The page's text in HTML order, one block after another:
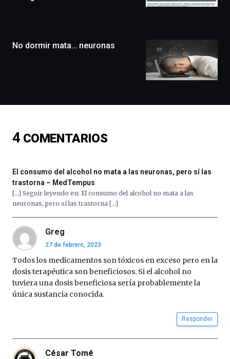
llenará
monólogos,
de
16
de
octubre.
La
iniciativa,
organizada
por
la
Cátedra…
No dormir mata… neuronas
4 COMENTARIOS
El consumo del alcohol no mata a las neuronas, pero sí las
trastorna – MedTempus
[…] Seguir leyendo en: El consumo del alcohol no mata a las
neuronas, pero sí las trastorna […]
Greg
27 de febrero, 2023
Todos los medicamentos son tóxicos en exceso pero en la
dosis terapéutica son beneficiosos. Si el alcohol no
tuviera una dosis beneficiosa sería probablemente la
única sustancia conocida.
Responder
César Tomé